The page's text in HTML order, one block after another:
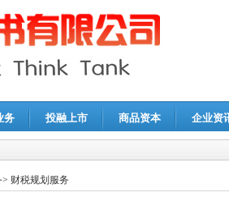
务 投融上市 商品资本 企业资
> 财税规划服务